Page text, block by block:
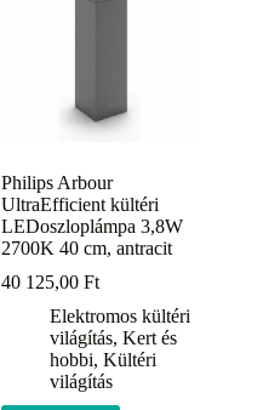
Philips Arbour
UltraEfficient kültéri
LEDoszloplámpa 3,8W
2700K 40 cm, antracit
40 125,00Ft
Elektromos kültéri
világítás,Kert és
hobbi,Kültéri
világítás